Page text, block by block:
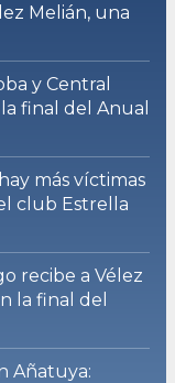
Melián, una
y Central
final del Anual
más víctimas
club Estrella
recibe a Vélez
la final del
Añatuya: